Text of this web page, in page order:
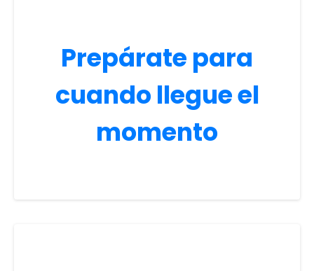
Prepárate para
cuando llegue el
momento